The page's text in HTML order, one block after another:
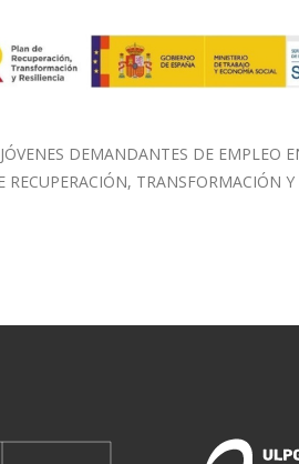
DEMANDANTES DE EMPLEO
TRANSFORMACIÓN